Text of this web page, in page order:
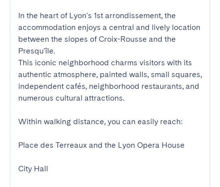
In the heart of Lyon's 1st arrondissement, the
accommodation enjoys a central and lively location
between the slopes of Croix-Rousse and the
Presqu'île.
This iconic neighborhood charms visitors with its
authentic atmosphere, painted walls, small squares,
independent cafés, neighborhood restaurants, and
numerous cultural attractions.
Within walking distance, you can easily reach:
Place des Terreaux and the Lyon Opera House
City Hall